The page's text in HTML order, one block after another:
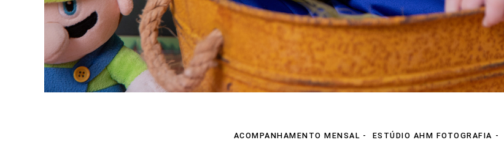
ACOMPANHAMENTO MENSAL ESTÚDIO AHM FOTOGRAFIA